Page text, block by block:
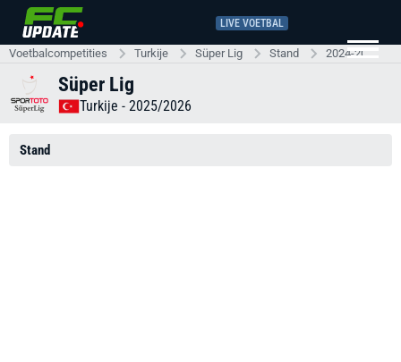
LIVE VOETBAL
Voetbalcompetities Turkije Süper Lig Stand 2024-2025
Süper Lig
Turkije - 2025/2026
Stand